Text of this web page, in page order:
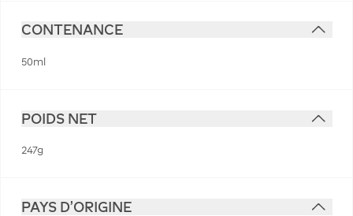
CONTENANCE
50ml
POIDS NET
247g
PAYS D'ORIGINE